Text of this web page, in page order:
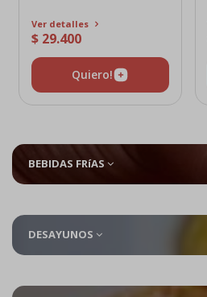
Ver detalles
$ 29.400
Quiero!
BEBIDAS FRíAS
DESAYUNOS